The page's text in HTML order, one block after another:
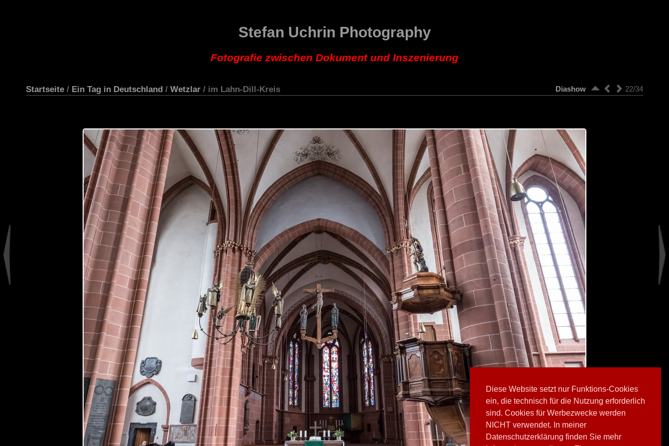
Diese Website setzt nur Funktions-Cookies
ein, die technisch für die Nutzung erforderlich
sind. Cookies für Werbezwecke werden
NICHT verwendet. In meiner
Datenschutzerklärung finden Sie mehr
Stefan Uchrin Photography
Fotografie zwischen Dokument und Inszenierung
Startseite / Ein Tag in Deutschland / Wetzlar / im Lahn-Dill-Kreis 22/34
Diashow